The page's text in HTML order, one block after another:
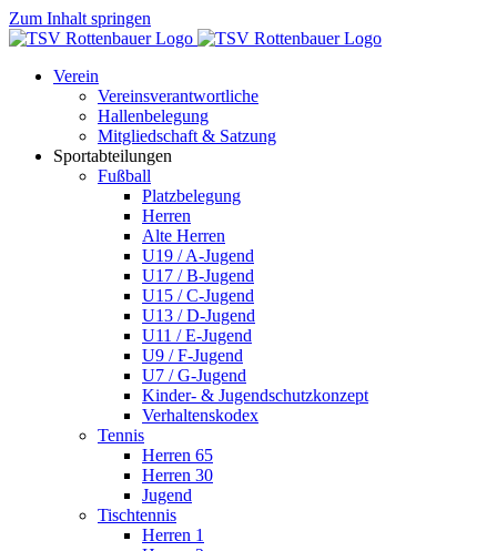
Zum Inhalt springen
Verein
Vereinsverantwortliche
Hallenbelegung
Mitgliedschaft & Satzung
Sportabteilungen
Fußball
Platzbelegung
Herren
Alte Herren
U19 / A-Jugend
U17 / B-Jugend
U15 / C-Jugend
U13 / D-Jugend
U11 / E-Jugend
U9 / F-Jugend
U7 / G-Jugend
Kinder- & Jugendschutzkonzept
Verhaltenskodex
Tennis
Herren 65
Herren 30
Jugend
Tischtennis
Herren 1